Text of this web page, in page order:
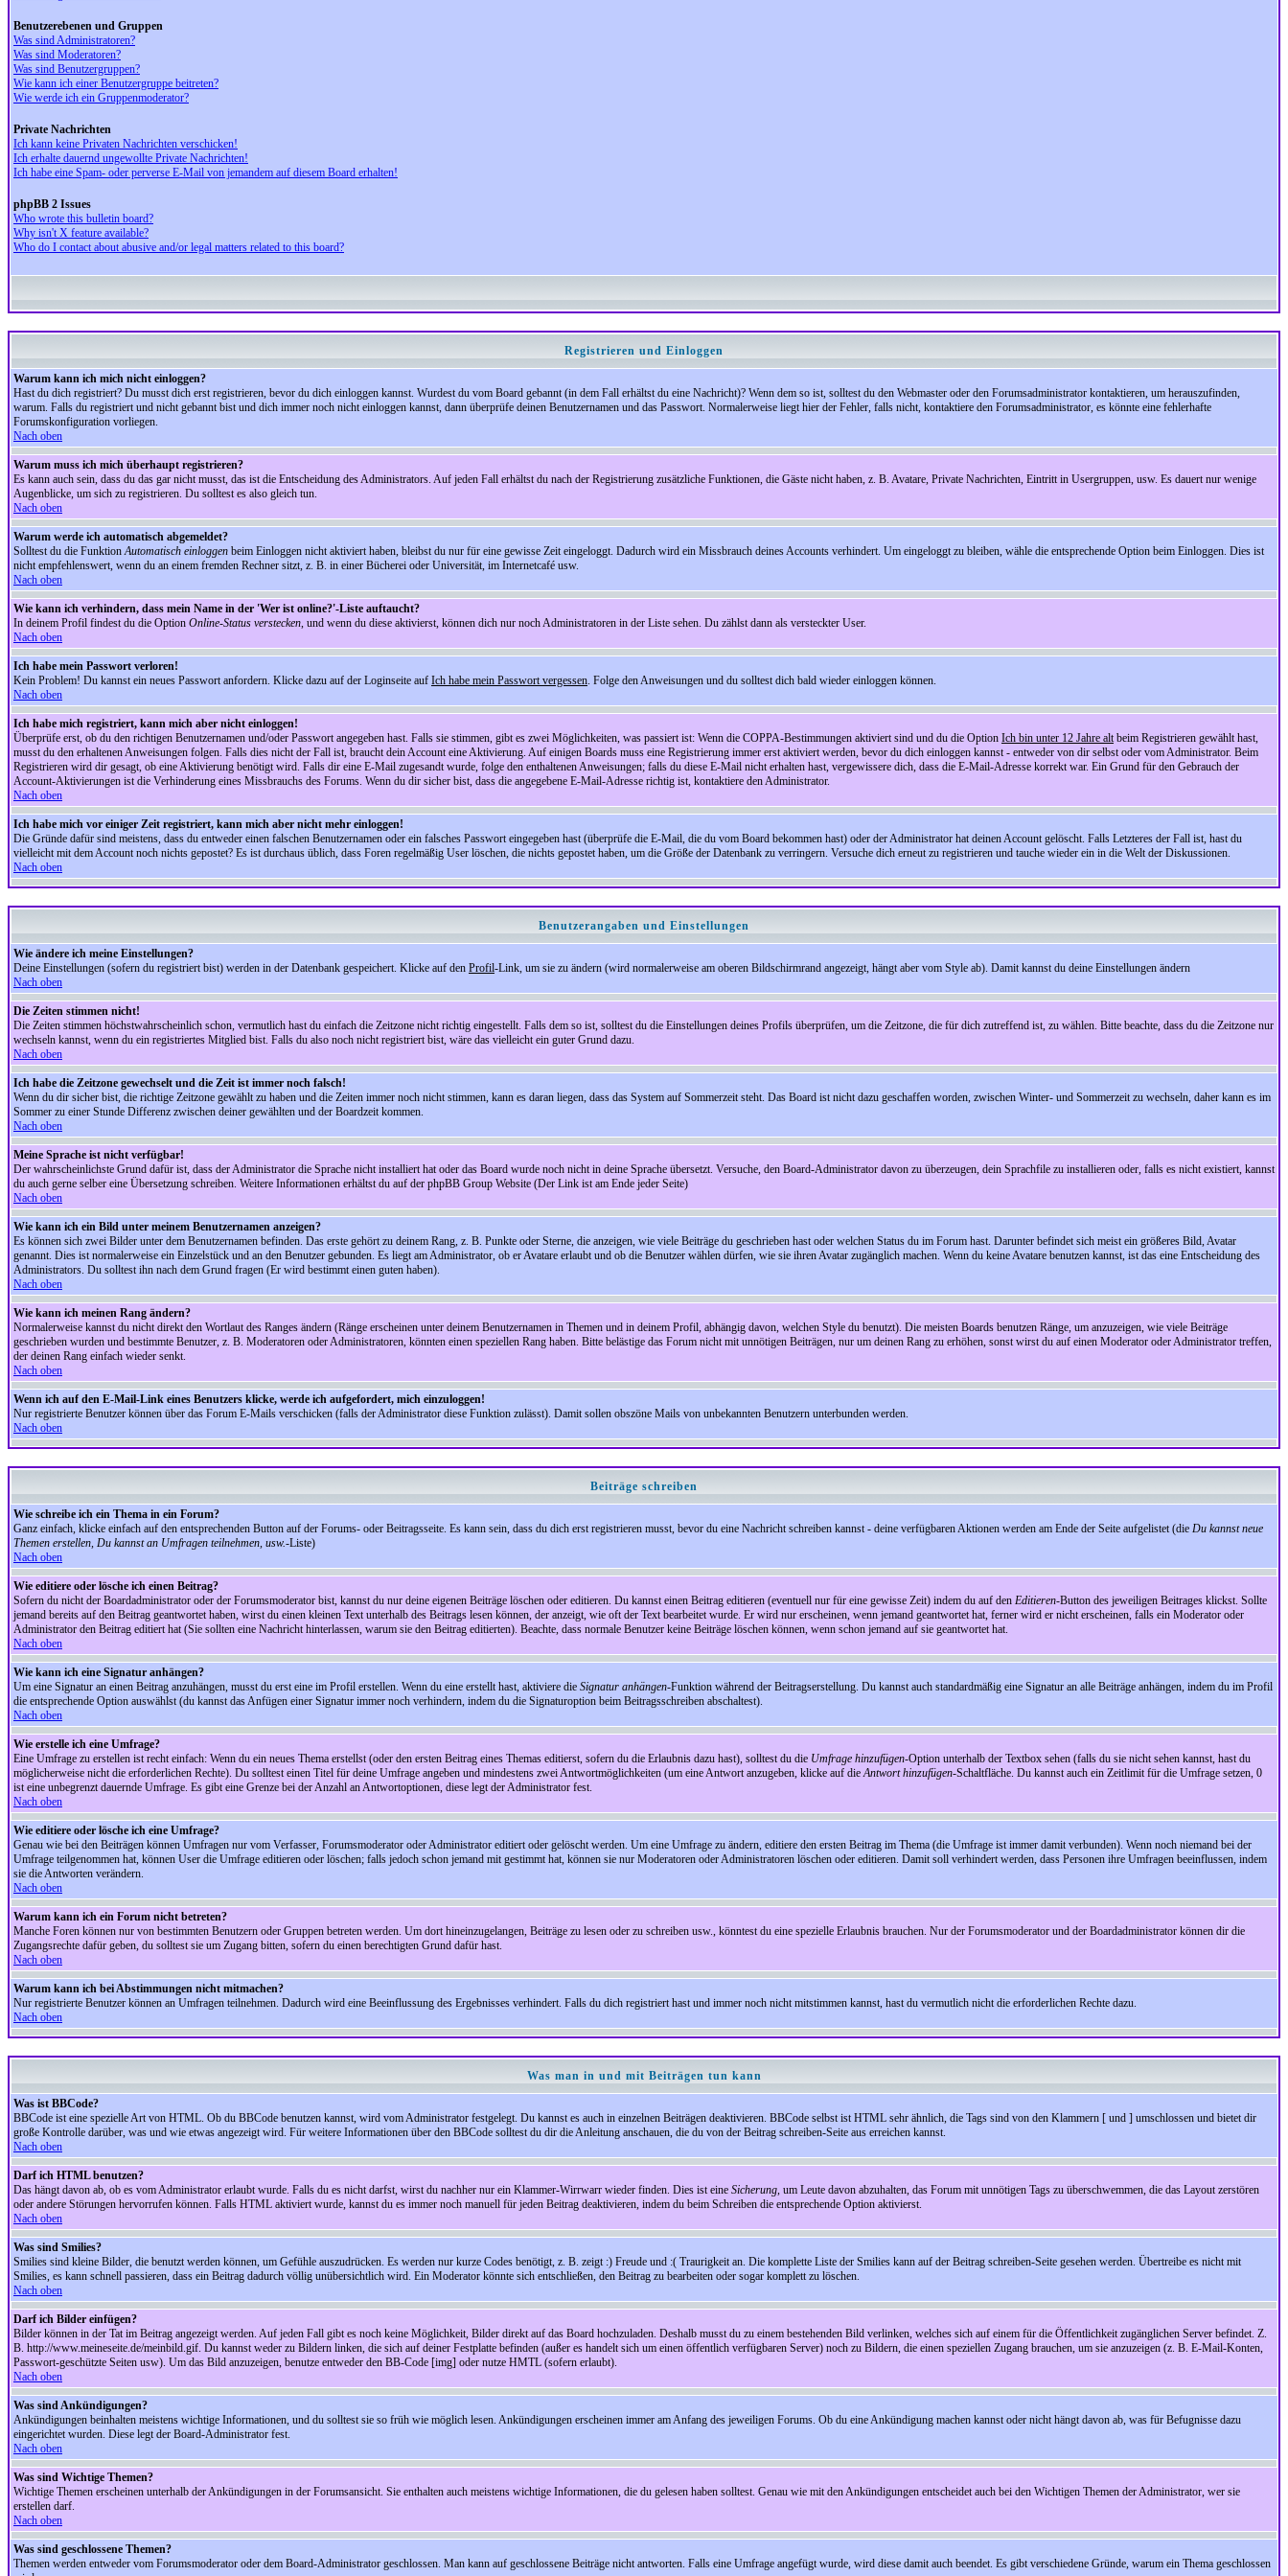
Benutzerebenen und Gruppen
Was sind Administratoren?
Was sind Moderatoren?
Was sind Benutzergruppen?
Wie kann ich einer Benutzergruppe beitreten?
Wie werde ich ein Gruppenmoderator?
Private Nachrichten
Ich kann keine Privaten Nachrichten verschicken!
Ich erhalte dauernd ungewollte Private Nachrichten!
Ich habe eine Spam- oder perverse E-Mail von jemandem auf diesem Board erhalten!
phpBB 2 Issues
Who wrote this bulletin board?
Why isn't X feature available?
Who do I contact about abusive and/or legal matters related to this board?
Registrieren und Einloggen
Warum kann ich mich nicht einloggen?
Hast du dich registriert? Du musst dich erst registrieren, bevor du dich einloggen kannst. Wurdest du vom Board gebannt (in dem Fall erhältst du eine Nachricht)? Wenn dem so ist, solltest du den Webmaster oder den Forumsadministrator kontaktieren, um herauszufinden,
warum. Falls du registriert und nicht gebannt bist und dich immer noch nicht einloggen kannst, dann überprüfe deinen Benutzernamen und das Passwort. Normalerweise liegt hier der Fehler, falls nicht, kontaktiere den Forumsadministrator, es könnte eine fehlerhafte
Forumskonfiguration vorliegen.
Nach oben
Warum muss ich mich überhaupt registrieren?
Es kann auch sein, dass du das gar nicht musst, das ist die Entscheidung des Administrators. Auf jeden Fall erhältst du nach der Registrierung zusätzliche Funktionen, die Gäste nicht haben, z. B. Avatare, Private Nachrichten, Eintritt in Usergruppen, usw. Es dauert nur wenige
Augenblicke, um sich zu registrieren. Du solltest es also gleich tun.
Nach oben
Warum werde ich automatisch abgemeldet?
Solltest du die FunktionAutomatisch einloggen beim Einloggen nicht aktiviert haben, bleibst du nur für eine gewisse Zeit eingeloggt. Dadurch wird ein Missbrauch deines Accounts verhindert. Um eingeloggt zu bleiben, wähle die entsprechende Option beim Einloggen. Dies ist
nicht empfehlenswert, wenn du an einem fremden Rechner sitzt, z. B. in einer Bücherei oder Universität, im Internetcafé usw.
Nach oben
Wie kann ich verhindern, dass mein Name in der 'Wer ist online?'-Liste auftaucht?
In deinem Profil findest du die Option Online-Status verstecken, und wenn du diese aktivierst, können dich nur noch Administratoren in der Liste sehen. Du zählst dann als versteckter User.
Nach oben
Ich habe mein Passwort verloren!
Kein Problem! Du kannst ein neues Passwort anfordern. Klicke dazu auf der Loginseite auf Ich habe mein Passwort vergessen. Folge den Anweisungen und du solltest dich bald wieder einloggen können.
Nach oben
Ich habe mich registriert, kann mich aber nicht einloggen!
Überprüfe erst, ob du den richtigen Benutzernamen und/oder Passwort angegeben hast. Falls sie stimmen, gibt es zwei Möglichkeiten, was passiert ist: Wenn die COPPA-Bestimmungen aktiviert sind und du die Option Ich bin unter 12 Jahre altbeim Registrieren gewählt hast,
musst du den erhaltenen Anweisungen folgen. Falls dies nicht der Fall ist, braucht dein Account eine Aktivierung. Auf einigen Boards muss eine Registrierung immer erst aktiviert werden, bevor du dich einloggen kannst - entweder von dir selbst oder vom Administrator. Beim
Registrieren wird dir gesagt, ob eine Aktivierung benötigt wird. Falls dir eine E-Mail zugesandt wurde, folge den enthaltenen Anweisungen; falls du diese E-Mail nicht erhalten hast, vergewissere dich, dass die E-Mail-Adresse korrekt war. Ein Grund für den Gebrauch der
Account-Aktivierungen ist die Verhinderung eines Missbrauchs des Forums. Wenn du dir sicher bist, dass die angegebene E-Mail-Adresse richtig ist, kontaktiere den Administrator.
Nach oben
Ich habe mich vor einiger Zeit registriert, kann mich aber nicht mehr einloggen!
Die Gründe dafür sind meistens, dass du entweder einen falschen Benutzernamen oder ein falsches Passwort eingegeben hast (überprüfe die E-Mail, die du vom Board bekommen hast) oder der Administrator hat deinen Account gelöscht. Falls Letzteres der Fall ist, hast du
vielleicht mit dem Account noch nichts gepostet? Es ist durchaus üblich, dass Foren regelmäßig User löschen, die nichts gepostet haben, um die Größe der Datenbank zu verringern. Versuche dich erneut zu registrieren und tauche wieder ein in die Welt der Diskussionen.
Nach oben
Benutzerangaben und Einstellungen
Wie ändere ich meine Einstellungen?
Deine Einstellungen (sofern du registriert bist) werden in der Datenbank gespeichert. Klicke auf den Profil-Link, um sie zu ändern (wird normalerweise am oberen Bildschirmrand angezeigt, hängt aber vom Style ab). Damit kannst du deine Einstellungen ändern
Nach oben
Die Zeiten stimmen nicht!
Die Zeiten stimmen höchstwahrscheinlich schon, vermutlich hast du einfach die Zeitzone nicht richtig eingestellt. Falls dem so ist, solltest du die Einstellungen deines Profils überprüfen, um die Zeitzone, die für dich zutreffend ist, zu wählen. Bitte beachte, dass du die Zeitzone nur
wechseln kannst, wenn du ein registriertes Mitglied bist. Falls du also noch nicht registriert bist, wäre das vielleicht ein guter Grund dazu.
Nach oben
Ich habe die Zeitzone gewechselt und die Zeit ist immer noch falsch!
Wenn du dir sicher bist, die richtige Zeitzone gewählt zu haben und die Zeiten immer noch nicht stimmen, kann es daran liegen, dass das System auf Sommerzeit steht. Das Board ist nicht dazu geschaffen worden, zwischen Winter- und Sommerzeit zu wechseln, daher kann es im
Sommer zu einer Stunde Differenz zwischen deiner gewählten und der Boardzeit kommen.
Nach oben
Meine Sprache ist nicht verfügbar!
Der wahrscheinlichste Grund dafür ist, dass der Administrator die Sprache nicht installiert hat oder das Board wurde noch nicht in deine Sprache übersetzt. Versuche, den Board-Administrator davon zu überzeugen, dein Sprachfile zu installieren oder, falls es nicht existiert, kannst
du auch gerne selber eine Übersetzung schreiben. Weitere Informationen erhältst du auf der phpBB Group Website (Der Link ist am Ende jeder Seite)
Nach oben
Wie kann ich ein Bild unter meinem Benutzernamen anzeigen?
Es können sich zwei Bilder unter dem Benutzernamen befinden. Das erste gehört zu deinem Rang, z. B. Punkte oder Sterne, die anzeigen, wie viele Beiträge du geschrieben hast oder welchen Status du im Forum hast. Darunter befindet sich meist ein größeres Bild, Avatar
genannt. Dies ist normalerweise ein Einzelstück und an den Benutzer gebunden. Es liegt am Administrator, ob er Avatare erlaubt und ob die Benutzer wählen dürfen, wie sie ihren Avatar zugänglich machen. Wenn du keine Avatare benutzen kannst, ist das eine Entscheidung des
Administrators. Du solltest ihn nach dem Grund fragen (Er wird bestimmt einen guten haben).
Nach oben
Wie kann ich meinen Rang ändern?
Normalerweise kannst du nicht direkt den Wortlaut des Ranges ändern (Ränge erscheinen unter deinem Benutzernamen in Themen und in deinem Profil, abhängig davon, welchen Style du benutzt). Die meisten Boards benutzen Ränge, um anzuzeigen, wie viele Beiträge
geschrieben wurden und bestimmte Benutzer, z. B. Moderatoren oder Administratoren, könnten einen speziellen Rang haben. Bitte belästige das Forum nicht mit unnötigen Beiträgen, nur um deinen Rang zu erhöhen, sonst wirst du auf einen Moderator oder Administrator treffen,
der deinen Rang einfach wieder senkt.
Nach oben
Wenn ich auf den E-Mail-Link eines Benutzers klicke, werde ich aufgefordert, mich einzuloggen!
Nur registrierte Benutzer können über das Forum E-Mails verschicken (falls der Administrator diese Funktion zulässt). Damit sollen obszöne Mails von unbekannten Benutzern unterbunden werden.
Nach oben
Beiträge schreiben
Wie schreibe ich ein Thema in ein Forum?
Ganz einfach, klicke einfach auf den entsprechenden Button auf der Forums- oder Beitragsseite. Es kann sein, dass du dich erst registrieren musst, bevor du eine Nachricht schreiben kannst - deine verfügbaren Aktionen werden am Ende der Seite aufgelistet (die Du kannst neue
Themen erstellen, Du kannst an Umfragen teilnehmen, usw.-Liste)
Nach oben
Wie editiere oder lösche ich einen Beitrag?
Sofern du nicht der Boardadministrator oder der Forumsmoderator bist, kannst du nur deine eigenen Beiträge löschen oder editieren. Du kannst einen Beitrag editieren (eventuell nur für eine gewisse Zeit) indem du auf den Editieren-Button des jeweiligen Beitrages klickst. Sollte
jemand bereits auf den Beitrag geantwortet haben, wirst du einen kleinen Text unterhalb des Beitrags lesen können, der anzeigt, wie oft der Text bearbeitet wurde. Er wird nur erscheinen, wenn jemand geantwortet hat, ferner wird er nicht erscheinen, falls ein Moderator oder
Administrator den Beitrag editiert hat (Sie sollten eine Nachricht hinterlassen, warum sie den Beitrag editierten). Beachte, dass normale Benutzer keine Beiträge löschen können, wenn schon jemand auf sie geantwortet hat.
Nach oben
Wie kann ich eine Signatur anhängen?
Um eine Signatur an einen Beitrag anzuhängen, musst du erst eine im Profil erstellen. Wenn du eine erstellt hast, aktiviere die Signatur anhängen-Funktion während der Beitragserstellung. Du kannst auch standardmäßig eine Signatur an alle Beiträge anhängen, indem du im Profil
die entsprechende Option auswählst (du kannst das Anfügen einer Signatur immer noch verhindern, indem du die Signaturoption beim Beitragsschreiben abschaltest).
Nach oben
Wie erstelle ich eine Umfrage?
Eine Umfrage zu erstellen ist recht einfach: Wenn du ein neues Thema erstellst (oder den ersten Beitrag eines Themas editierst, sofern du die Erlaubnis dazu hast), solltest du die Umfrage hinzufügen-Option unterhalb der Textbox sehen (falls du sie nicht sehen kannst, hast du
möglicherweise nicht die erforderlichen Rechte). Du solltest einen Titel für deine Umfrage angeben und mindestens zwei Antwortmöglichkeiten (um eine Antwort anzugeben, klicke auf dieAntwort hinzufügen-Schaltfläche. Du kannst auch ein Zeitlimit für die Umfrage setzen, 0
ist eine unbegrenzt dauernde Umfrage. Es gibt eine Grenze bei der Anzahl an Antwortoptionen, diese legt der Administrator fest.
Nach oben
Wie editiere oder lösche ich eine Umfrage?
Genau wie bei den Beiträgen können Umfragen nur vom Verfasser, Forumsmoderator oder Administrator editiert oder gelöscht werden. Um eine Umfrage zu ändern, editiere den ersten Beitrag im Thema (die Umfrage ist immer damit verbunden). Wenn noch niemand bei der
Umfrage teilgenommen hat, können User die Umfrage editieren oder löschen; falls jedoch schon jemand mit gestimmt hat, können sie nur Moderatoren oder Administratoren löschen oder editieren. Damit soll verhindert werden, dass Personen ihre Umfragen beeinflussen, indem
sie die Antworten verändern.
Nach oben
Warum kann ich ein Forum nicht betreten?
Manche Foren können nur von bestimmten Benutzern oder Gruppen betreten werden. Um dort hineinzugelangen, Beiträge zu lesen oder zu schreiben usw., könntest du eine spezielle Erlaubnis brauchen. Nur der Forumsmoderator und der Boardadministrator können dir die
Zugangsrechte dafür geben, du solltest sie um Zugang bitten, sofern du einen berechtigten Grund dafür hast.
Nach oben
Warum kann ich bei Abstimmungen nicht mitmachen?
Nur registrierte Benutzer können an Umfragen teilnehmen. Dadurch wird eine Beeinflussung des Ergebnisses verhindert. Falls du dich registriert hast und immer noch nicht mitstimmen kannst, hast du vermutlich nicht die erforderlichen Rechte dazu.
Nach oben
Was man in und mit Beiträgen tun kann
Was ist BBCode?
BBCode ist eine spezielle Art von HTML. Ob du BBCode benutzen kannst, wird vom Administrator festgelegt. Du kannst es auch in einzelnen Beiträgen deaktivieren. BBCode selbst ist HTML sehr ähnlich, die Tags sind von den Klammern [ und ] umschlossen und bietet dir
große Kontrolle darüber, was und wie etwas angezeigt wird. Für weitere Informationen über den BBCode solltest du dir die Anleitung anschauen, die du von der Beitrag schreiben-Seite aus erreichen kannst.
Nach oben
Darf ich HTML benutzen?
Das hängt davon ab, ob es vom Administrator erlaubt wurde. Falls du es nicht darfst, wirst du nachher nur ein Klammer-Wirrwarr wieder finden. Dies ist eine Sicherung, um Leute davon abzuhalten, das Forum mit unnötigen Tags zu überschwemmen, die das Layout zerstören
oder andere Störungen hervorrufen können. Falls HTML aktiviert wurde, kannst du es immer noch manuell für jeden Beitrag deaktivieren, indem du beim Schreiben die entsprechende Option aktivierst.
Nach oben
Was sind Smilies?
Smilies sind kleine Bilder, die benutzt werden können, um Gefühle auszudrücken. Es werden nur kurze Codes benötigt, z. B. zeigt :) Freude und :( Traurigkeit an. Die komplette Liste der Smilies kann auf der Beitrag schreiben-Seite gesehen werden. Übertreibe es nicht mit
Smilies, es kann schnell passieren, dass ein Beitrag dadurch völlig unübersichtlich wird. Ein Moderator könnte sich entschließen, den Beitrag zu bearbeiten oder sogar komplett zu löschen.
Nach oben
Darf ich Bilder einfügen?
Bilder können in der Tat im Beitrag angezeigt werden. Auf jeden Fall gibt es noch keine Möglichkeit, Bilder direkt auf das Board hochzuladen. Deshalb musst du zu einem bestehenden Bild verlinken, welches sich auf einem für die Öffentlichkeit zugänglichen Server befindet. Z.
B. http://www.meineseite.de/meinbild.gif. Du kannst weder zu Bildern linken, die sich auf deiner Festplatte befinden (außer es handelt sich um einen öffentlich verfügbaren Server) noch zu Bildern, die einen speziellen Zugang brauchen, um sie anzuzeigen (z. B. E-Mail-Konten,
Passwort-geschützte Seiten usw). Um das Bild anzuzeigen, benutze entweder den BB-Code [img] oder nutze HMTL (sofern erlaubt).
Nach oben
Was sind Ankündigungen?
Ankündigungen beinhalten meistens wichtige Informationen, und du solltest sie so früh wie möglich lesen. Ankündigungen erscheinen immer am Anfang des jeweiligen Forums. Ob du eine Ankündigung machen kannst oder nicht hängt davon ab, was für Befugnisse dazu
eingerichtet wurden. Diese legt der Board-Administrator fest.
Nach oben
Was sind Wichtige Themen?
Wichtige Themen erscheinen unterhalb der Ankündigungen in der Forumsansicht. Sie enthalten auch meistens wichtige Informationen, die du gelesen haben solltest. Genau wie mit den Ankündigungen entscheidet auch bei den Wichtigen Themen der Administrator, wer sie
erstellen darf.
Nach oben
Was sind geschlossene Themen?
Themen werden entweder vom Forumsmoderator oder dem Board-Administrator geschlossen. Man kann auf geschlossene Beiträge nicht antworten. Falls eine Umfrage angefügt wurde, wird diese damit auch beendet. Es gibt verschiedene Gründe, warum ein Thema geschlossen